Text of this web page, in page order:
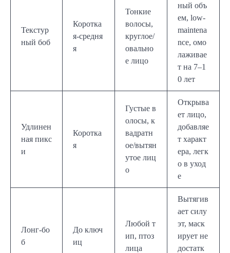
Текстур
ный боб
Коротка
я-средня
я
Тонкие
волосы,
круглое/
овально
е лицо
ный объ
ем, low-
maintena
nce, омо
лаживае
т на 7–1
0 лет
Удлинен
ная пикс
и
Коротка
я
Густые в
олосы, к
вадратн
ое/вытян
утое лиц
о
Открыва
ет лицо,
добавляе
т характ
ера, легк
о в уход
е
Лонг-бо
б
До ключ
иц
Любой т
ип, птоз
лица
Вытягив
ает силу
эт, маск
ирует не
достатк